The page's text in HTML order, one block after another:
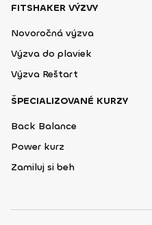
FITSHAKER VÝZVY
Novoročná výzva
Výzva do plaviek
Výzva Reštart
ŠPECIALIZOVANÉ KURZY
Back Balance
Power kurz
Zamiluj si beh